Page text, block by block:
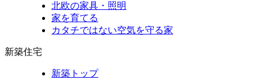
北欧の家具・照明
家を育てる
カタチではない空気を守る家
新築住宅
新築トップ